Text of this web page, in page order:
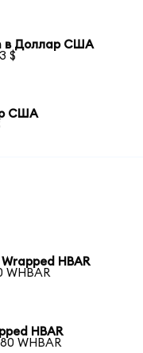
в Доллар США
$
США
HBAR
WHBAR
HBAR
WHBAR